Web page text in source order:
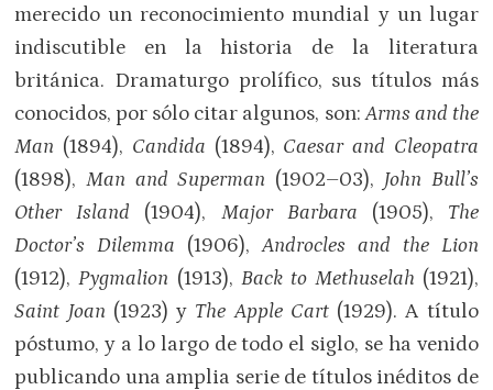
merecido un reconocimiento mundial y un lugar
indiscutible en la historia de la literatura
británica. Dramaturgo prolífico, sus títulos más
conocidos, por sólo citar algunos, son:Arms and the
Man (1894), Candida (1894), Caesar and Cleopatra
(1898),Man and Superman (1902–03), John Bull’s
Other Island (1904), Major Barbara (1905), The
Doctor’s Dilemma (1906),Androcles and the Lion
(1912),Pygmalion (1913), Back to Methuselah (1921),
Saint Joan (1923) y The Apple Cart (1929). A título
póstumo, y a lo largo de todo el siglo, se ha venido
publicando una amplia serie de títulos inéditos de